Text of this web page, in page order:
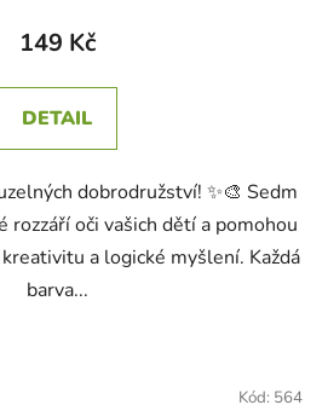
149 Kč
DETAIL
dobrodružství! ✨🎨 Sedm
rozzáří oči vašich dětí a pomohou
a logické myšlení. Každá
barva...
Kód: 564